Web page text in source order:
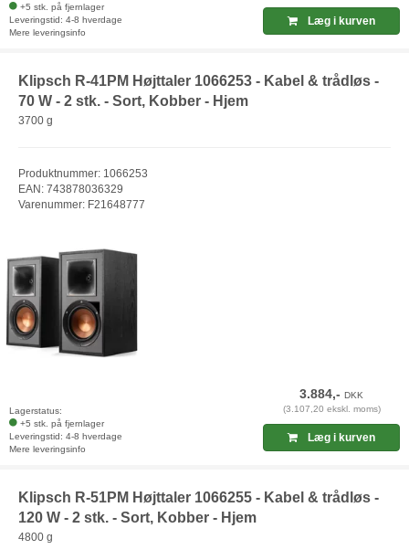
+5 stk. på fjernlager
Leveringstid: 4-8 hverdage
Mere leveringsinfo
Læg i kurven
Klipsch R-41PM Højttaler 1066253 - Kabel & trådløs -
70 W - 2 stk. - Sort, Kobber - Hjem
3700 g
Produktnummer: 1066253
EAN: 743878036329
Varenummer: F21648777
Lagerstatus:
+5 stk. på fjernlager
Leveringstid: 4-8 hverdage
Mere leveringsinfo
3.884,-DKK
(3.107,20 ekskl. moms)
Læg i kurven
Klipsch R-51PM Højttaler 1066255 - Kabel & trådløs -
120 W - 2 stk. - Sort, Kobber - Hjem
4800 g